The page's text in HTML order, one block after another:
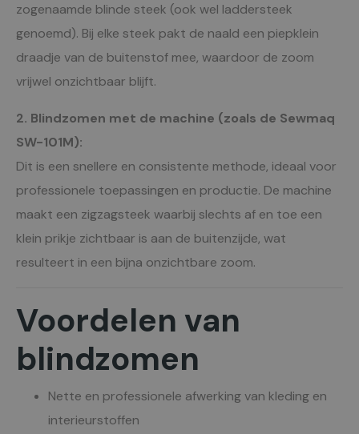
zogenaamde blinde steek (ook wel laddersteek
genoemd). Bij elke steek pakt de naald een piepklein
draadje van de buitenstof mee, waardoor de zoom
vrijwel onzichtbaar blijft.
2. Blindzomen met de machine (zoals de Sewmaq
SW-101M):
Dit is een snellere en consistente methode, ideaal voor
professionele toepassingen en productie. De machine
maakt een zigzagsteek waarbij slechts af en toe een
klein prikje zichtbaar is aan de buitenzijde, wat
resulteert in een bijna onzichtbare zoom.
Voordelen van
blindzomen
Nette en professionele afwerking van kleding en
interieurstoffen